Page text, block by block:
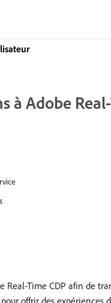
à Adobe
Real-Time CDP afin de
offrir des